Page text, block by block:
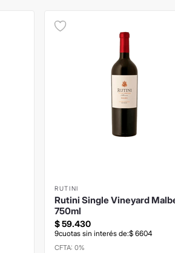
RUTINI
Rutini Single Vineyard
750ml
$59.430
9cuotas sin interés de:$ 6604
CFTA: 0%